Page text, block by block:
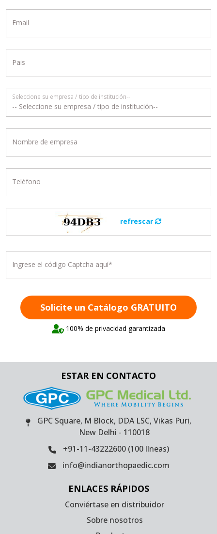
Email
Pais
Seleccione su empresa / tipo de institución--
Nombre de empresa
Teléfono
refrescar
Ingrese el código Captcha aquí*
Solicite un Catálogo GRATUITO
100% de privacidad garantizada
ESTAR EN CONTACTO
GPC Square, M Block, DDA LSC, Vikas Puri,
New Delhi - 110018
+91-11-43222600 (100 líneas)
info@indianorthopaedic.com
ENLACES RÁPIDOS
Conviértase en distribuidor
Sobre nosotros